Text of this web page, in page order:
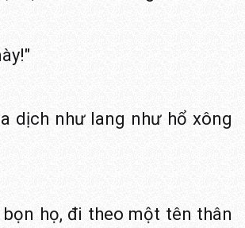
dịch như lang như hổ xông
bọn họ, đi theo một tên thân